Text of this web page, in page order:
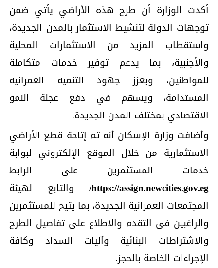
أكدت الوزارة أن طرح هذه الأراضي يأتي ضمن
توجهات الدولة لتنشيط الاستثمار بالمدن الجديدة،
واستقطاب المزيد من الاستثمارات المحلية
والأجنبية، بما يدعم توفير خدمات متكاملة
للمواطنين، ويعزز جهود التنمية العمرانية
المستدامة، ويسهم في دفع عجلة النمو
الاقتصادي بمختلف المدن الجديدة.
وأضافت وزارة الإسكان أنه تم إتاحة قطع الأراضي
الاستثمارية من خلال الموقع الإلكتروني لبوابة
خدمات المستثمرين على الرابط
https://assign.newcities.gov.eg/
والتابع لهيئة
المجتمعات العمرانية الجديدة، بما يتيح للمستثمرين
والراغبين في التقدم والاطلاع على تفاصيل الطرح
والاشتراطات البنائية وآليات السداد وكافة
الإجراءات الخاصة بالحجز.